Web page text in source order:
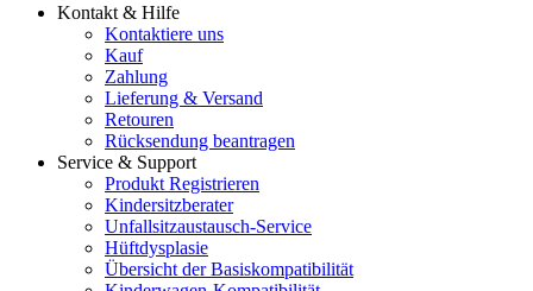
Kontakt & Hilfe
Kontaktiere uns
Kauf
Zahlung
Lieferung & Versand
Retouren
Rücksendung beantragen
Service & Support
Produkt Registrieren
Kindersitzberater
Unfallsitzaustausch-Service
Hüftdysplasie
Übersicht der Basiskompatibilität